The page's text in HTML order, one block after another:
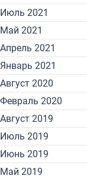
Июль 2021
Май 2021
Апрель 2021
Январь 2021
Август 2020
Февраль 2020
Август 2019
Июль 2019
Июнь 2019
Май 2019